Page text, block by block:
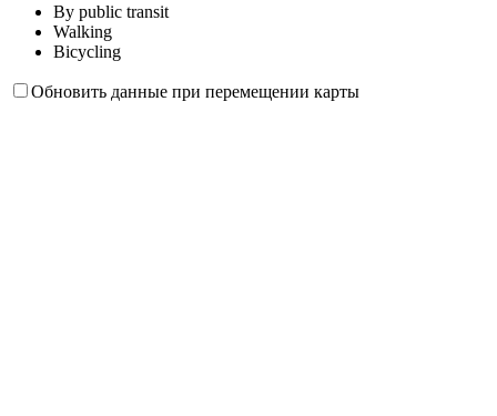
By public transit
Walking
Bicycling
Обновить данные при перемещении карты